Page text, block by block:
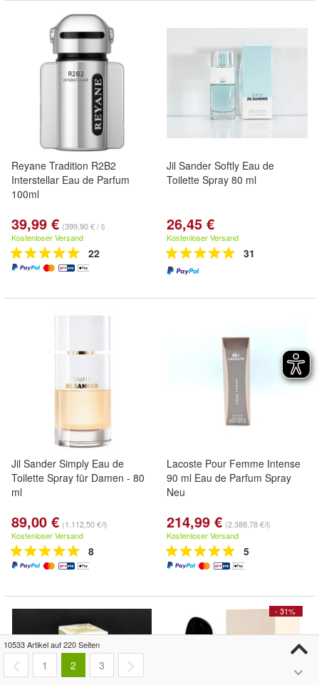
Reyane Tradition R2B2
Interstellar Eau de Parfum
100ml
39,99 € (399,90 € / l)
Kostenloser Versand
22
Jil Sander Softly Eau de
Toilette Spray 80 ml
26,45 €
Kostenloser Versand
31
Jil Sander Simply Eau de
Toilette Spray für Damen - 80
ml
89,00 € (1.112,50 €/l)
Kostenloser Versand
8
Lacoste Pour Femme Intense
90 ml Eau de Parfum Spray
Neu
214,99 € (2.388,78 €/l)
Kostenloser Versand
5
- 31%
10533 Artikel auf 220 Seiten
1 2 3